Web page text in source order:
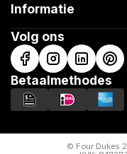
Informatie
Volg ons
Betaalmethodes
© Four Dukes